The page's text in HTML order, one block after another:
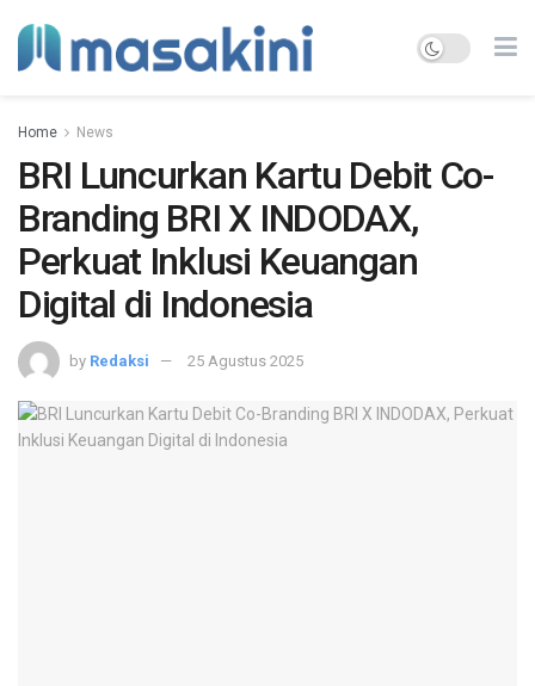
Home News
BRI Luncurkan Kartu Debit Co-
Branding BRI X INDODAX,
Perkuat Inklusi Keuangan
Digital di Indonesia
by Redaksi 25 Agustus 2025